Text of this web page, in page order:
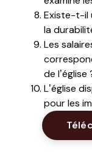
Existe-t-il
la
Les
de l’église
L’église
pour les